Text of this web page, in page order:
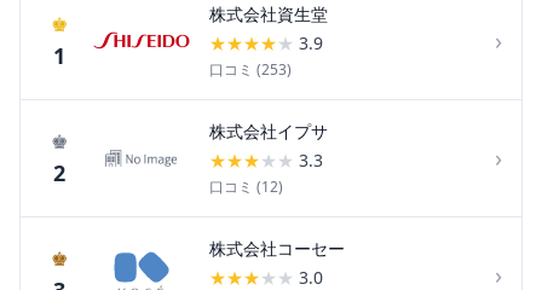
♚
1
株式会社資生堂
★★★★★ 3.9
口コミ (253)
›
♚
2
株式会社イプサ
★★★★ ★ 3.3
口コミ (12)
›
♚
株式会社コーセー
★★★★ ★ 3.0 ›